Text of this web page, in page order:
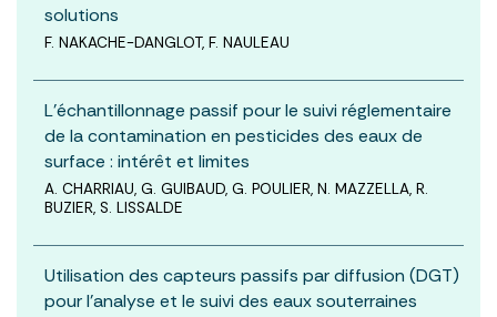
solutions
F. NAKACHE-DANGLOT, F. NAULEAU
L’échantillonnage passif pour le suivi réglementaire
de la contamination en pesticides des eaux de
surface : intérêt et limites
A. CHARRIAU, G. GUIBAUD, G. POULIER, N. MAZZELLA, R.
BUZIER, S. LISSALDE
Utilisation des capteurs passifs par diffusion (DGT)
pour l’analyse et le suivi des eaux souterraines